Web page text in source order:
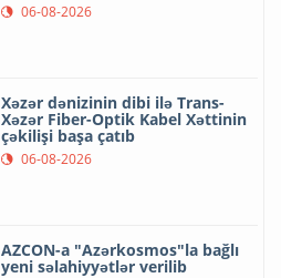
06-08-2026
Xəzər dənizinin dibi ilə Trans-
Xəzər Fiber-Optik Kabel Xəttinin
çəkilişi başa çatıb
06-08-2026
AZCON-a "Azərkosmos"la bağlı
yeni səlahiyyətlər verilib